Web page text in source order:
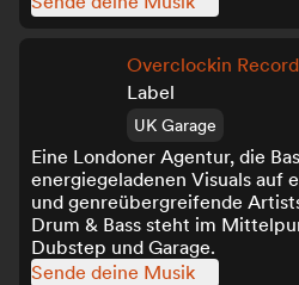
Overclockin
Label
UK Garage
Eine Londoner Agentur, die
energiegeladenen Visuals auf
und genreübergreifende
Drum & Bass steht im
Dubstep und Garage.
Sende deine Musik